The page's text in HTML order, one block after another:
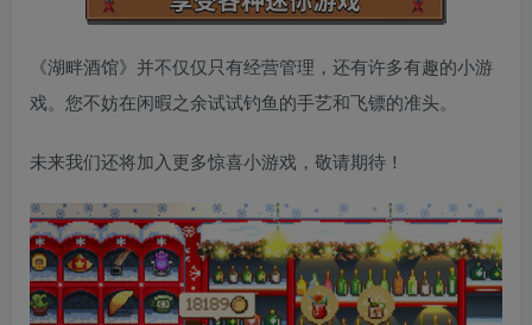
《湖畔酒馆》并不仅仅只有经营管理，还有许多有趣的小游
戏。您不妨在闲暇之余试试钓鱼的手艺和飞镖的准头。
未来我们还将加入更多惊喜小游戏，敬请期待！